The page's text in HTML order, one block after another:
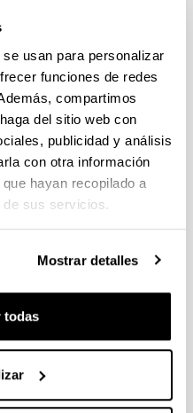
usan para personalizar
funciones de redes
compartimos
del sitio web con
publicidad y análisis
con otra información
hayan recopilado a
de sus servicios.
Mostrar detalles
todas
2026
FEMINISTAS
de fin del plazo de
24/04/2026
EN CIENCIAS
de fin del plazo de
20/04/2026
solicitar Autorización